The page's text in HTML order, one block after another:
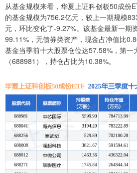
从基金规模来看，华夏上证科创板50成份
的基金规模为756.2亿元，较上一期规模
元，环比变化了-9.27%。该基金最新一期
99.11%，无债券类资产，现金占净值比
基金当季前十大股票仓位达57.58%，第一
（688981），持仓占比为10.38%。